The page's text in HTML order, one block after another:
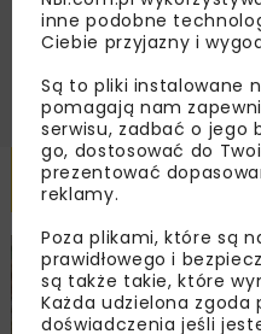
Powiązane
inne podobne
Ciebie przyjazny i
Są to pliki instalowane
pomagają nam
serwisu, zadbać o jego
go, dostosować do
prezentować
reklamy.
Poza plikami, które są
prawidłowego i
są także takie, które
Każda udzielona zgoda
doświadczenia jeśli